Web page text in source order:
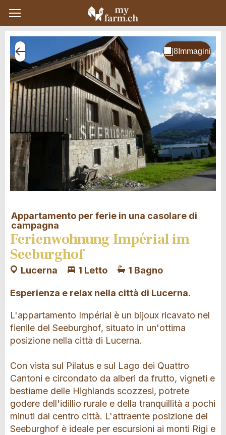
Appartamento per ferie in una casolare di
campagna
Ferienwohnung Impérial im
Seeburghof
Lucerna 1 Letto 1 Bagno
Esperienza e relax nella città di Lucerna.
L'appartamento Impérial è un bijoux ricavato nel
fienile del Seeburghof, situato in un'ottima
posizione nella città di Lucerna.
Con vista sul Pilatus e sul Lago dei Quattro
Cantoni e circondato da alberi da frutto, vigneti e
bestiame delle Highlands scozzesi, potrete
godere dell'idillio rurale e della tranquillità a pochi
minuti dal centro città. L'attraente posizione del
Seeburghof è ideale per escursioni ai monti Rigi e